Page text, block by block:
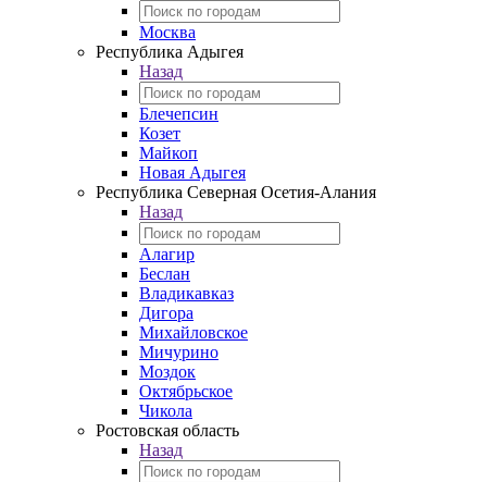
Москва
Республика Адыгея
Назад
Блечепсин
Козет
Майкоп
Новая Адыгея
Республика Северная Осетия-Алания
Назад
Алагир
Беслан
Владикавказ
Дигора
Михайловское
Мичурино
Моздок
Октябрьское
Чикола
Ростовская область
Назад